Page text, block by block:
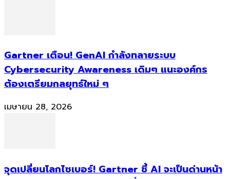
Gartner เตือน! GenAI กำลังทลายระบบ
Cybersecurity Awareness เดิมๆ แนะองค์กร
ต้องเตรียมกลยุทธ์ใหม่ ๆ
เมษายน 28, 2026
จุดเปลี่ยนโลกไซเบอร์! Gartner ชี้ AI จะเป็นด่านหน้า